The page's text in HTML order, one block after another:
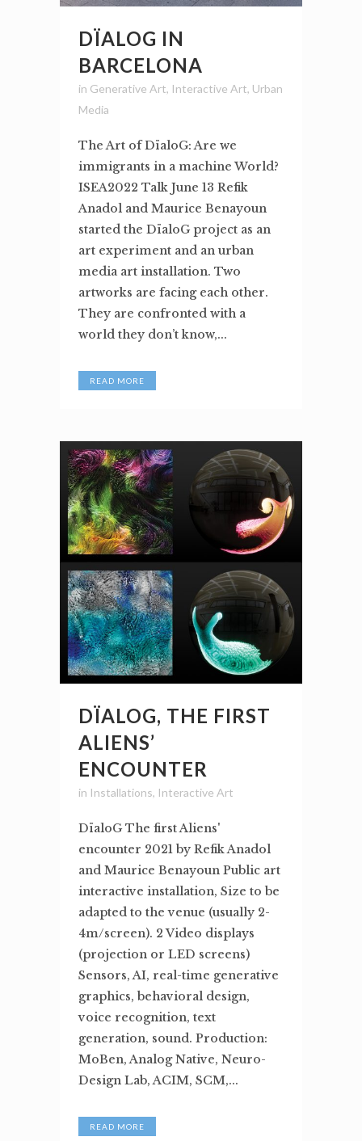
DÏALOG IN
BARCELONA
in Generative Art, Interactive Art, Urban
Media
The Art of DïaloG: Are we
immigrants in a machine World?
ISEA2022 Talk June 13 Refik
Anadol and Maurice Benayoun
started the DïaloG project as an
art experiment and an urban
media art installation. Two
artworks are facing each other.
They are confronted with a
world they don’t know,...
READ MORE
DÏALOG, THE FIRST
ALIENS’
ENCOUNTER
in Installations, Interactive Art
DïaloG The first Aliens'
encounter 2021 by Refik Anadol
and Maurice Benayoun Public art
interactive installation, Size to be
adapted to the venue (usually 2-
4m/screen). 2 Video displays
(projection or LED screens)
Sensors, AI, real-time generative
graphics, behavioral design,
voice recognition, text
generation, sound. Production:
MoBen, Analog Native, Neuro-
Design Lab, ACIM, SCM,...
READ MORE